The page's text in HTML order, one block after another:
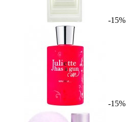
-15%
-15%